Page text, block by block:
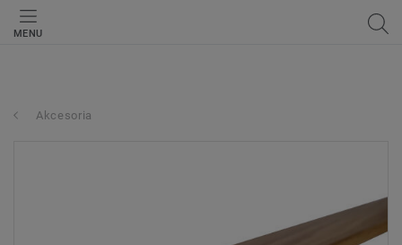
MENU
Akcesoria